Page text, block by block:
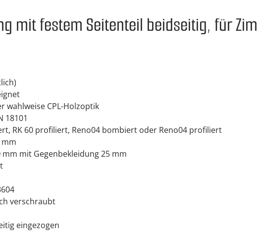
mit festem Seitenteil beidseitig, für
wahlweise CPL-Holzoptik
18101
RK 60 profiliert, Reno04 bombiert oder Reno04 profiliert
mm
mm mit Gegenbekleidung 25 mm
verschraubt
eingezogen